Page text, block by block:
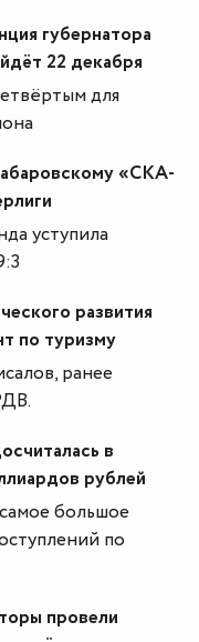
губернатора
22 декабря
для
«СКА-
уступила
развития
по туризму
ранее
в
рублей
большое
по
провели